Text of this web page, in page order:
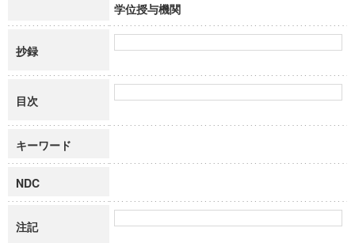
学位授与機関
抄録
目次
キーワード
NDC
注記